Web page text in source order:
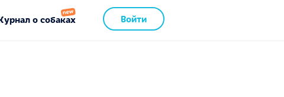
Войти
о собаках